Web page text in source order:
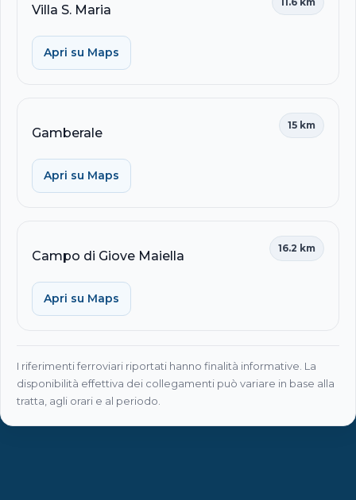
Villa S. Maria
Apri su Maps
Gamberale
15 km
Apri su Maps
Campo di Giove Maiella
16.2 km
Apri su Maps
I riferimenti ferroviari riportati hanno finalità informative. La
disponibilità effettiva dei collegamenti può variare in base alla
tratta, agli orari e al periodo.